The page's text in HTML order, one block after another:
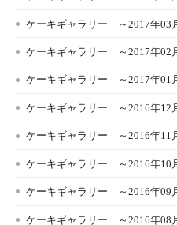
ケーキギャラリー ～2017年03
ケーキギャラリー ～2017年02
ケーキギャラリー ～2017年01
ケーキギャラリー ～2016年12
ケーキギャラリー ～2016年11
ケーキギャラリー ～2016年10
ケーキギャラリー ～2016年09
ケーキギャラリー ～2016年08